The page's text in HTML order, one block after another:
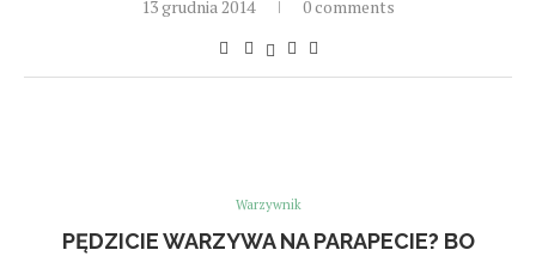
13 grudnia 2014 0 comments
Warzywnik
PĘDZICIE WARZYWA NA PARAPECIE? BO